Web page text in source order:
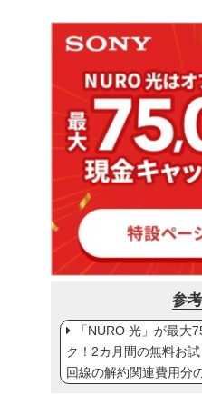
参
「NURO 光」が最大
ク！2カ月間の無料お
回線の解約関連費用分